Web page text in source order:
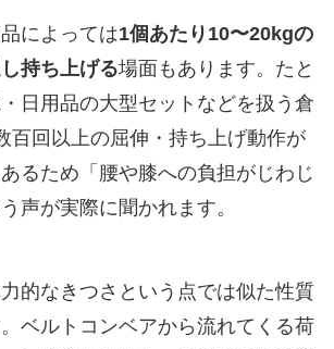
によっては1個あたり10〜20kgの
持ち上げる場面もあります。たと
日用品の大型セットなどを扱う倉
百回以上の屈伸・持ち上げ動作が
るため「腰や膝への負担がじわじ
声が実際に聞かれます。
的なきつさという点では似た性質
ベルトコンベアから流れてくる荷